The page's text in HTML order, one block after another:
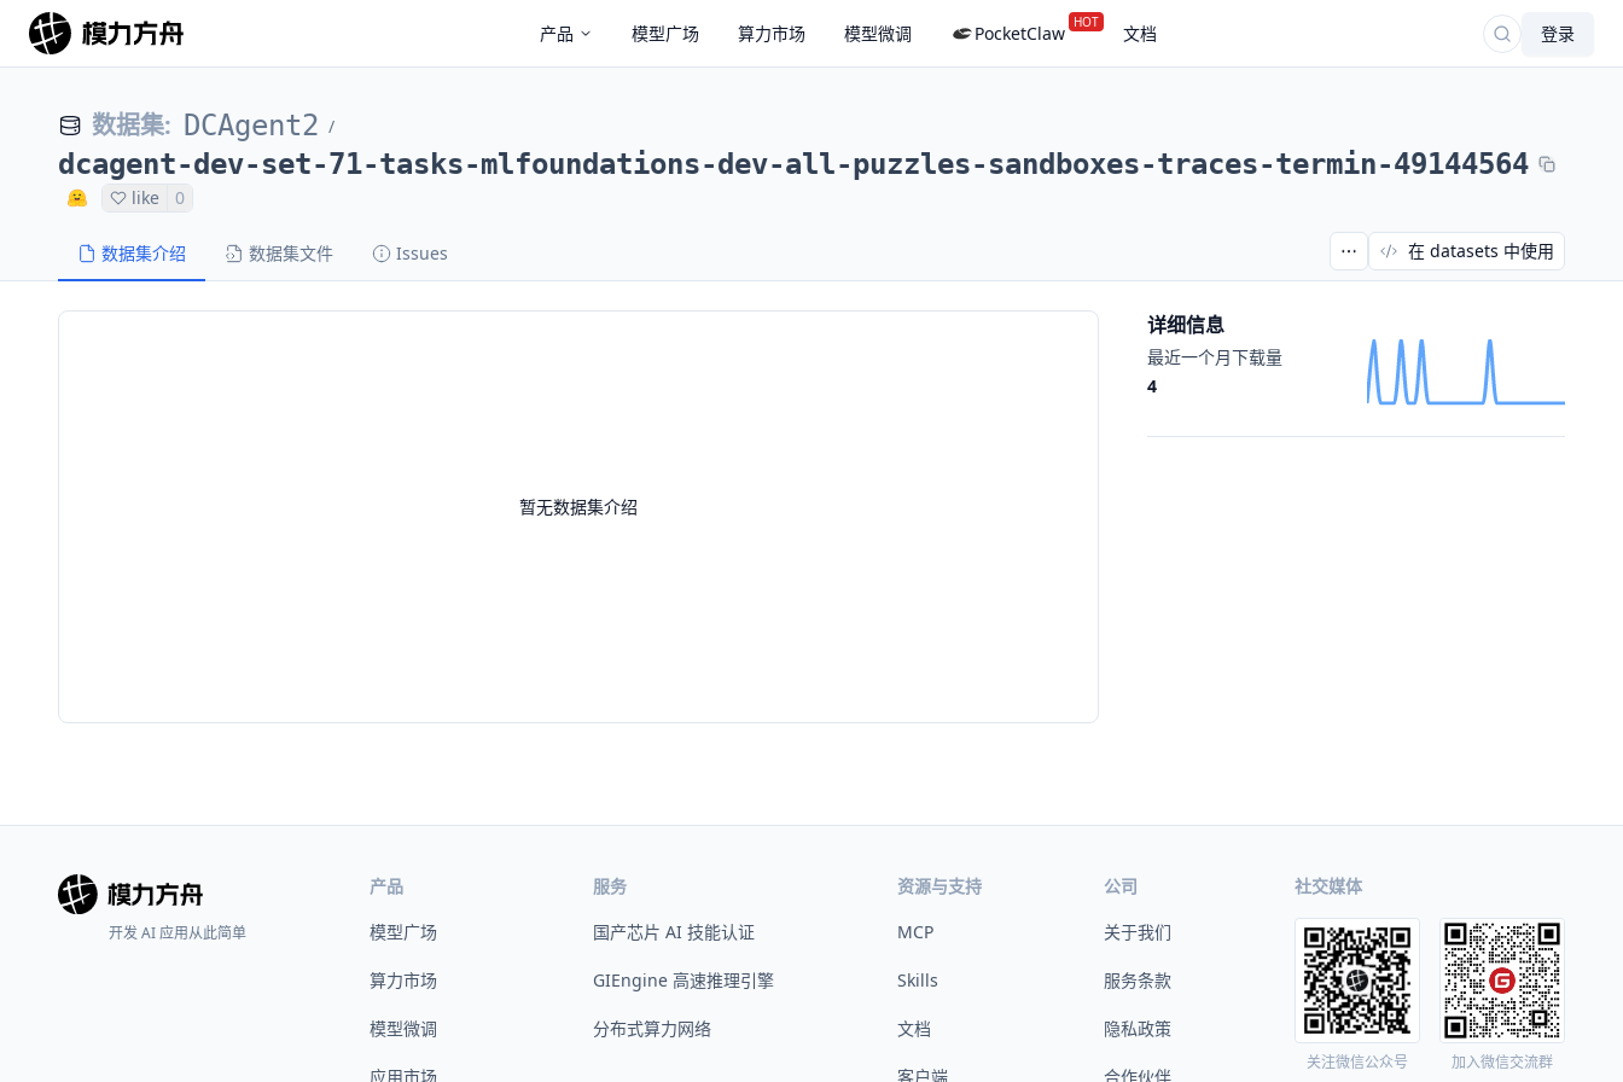
产品 模型广场 算力市场 模型微调 PocketClaw HOT 文档 登录
数据集: DCAgent2 /
dcagent-dev-set-71-tasks-mlfoundations-dev-all-puzzles-sandboxes-traces-termin-49144564
like 0
数据集介绍 数据集文件 Issues 在 datasets 中使用
暂无数据集介绍
详细信息
最近一个月下载量
4
开发 AI 应用从此简单
产品
模型广场
算力市场
模型微调
应用市场
服务
国产芯片 AI 技能认证
GIEngine 高速推理引擎
分布式算力网络
资源与支持
MCP
Skills
文档
客户端
公司
关于我们
服务条款
隐私政策
合作伙伴
社交媒体
关注微信公众号 加入微信交流群